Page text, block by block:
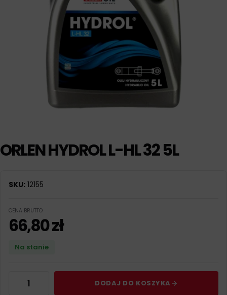
ORLEN HYDROL L-HL 32 5L
SKU: 12155
CENA BRUTTO
66,80zł
Na stanie
DODAJ DO KOSZYKA